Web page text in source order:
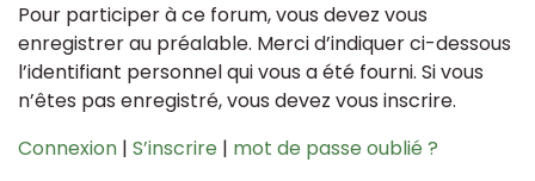
Pour participer à ce forum, vous devez vous
enregistrer au préalable. Merci d’indiquer ci-dessous
l’identifiant personnel qui vous a été fourni. Si vous
n’êtes pas enregistré, vous devez vous inscrire.
Connexion | S’inscrire | mot de passe oublié ?